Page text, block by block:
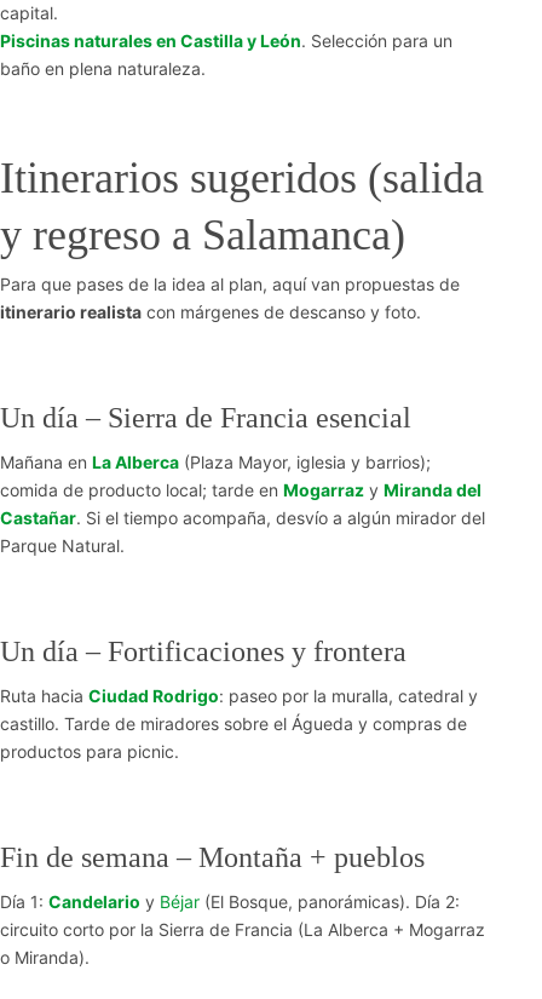
capital.
Piscinas naturales en Castilla y León. Selección para un
baño en plena naturaleza.
Itinerarios sugeridos (salida
y regreso a Salamanca)
Para que pases de la idea al plan, aquí van propuestas de
itinerario realista con márgenes de descanso y foto.
Un día – Sierra de Francia esencial
Mañana en La Alberca (Plaza Mayor, iglesia y barrios);
comida de producto local; tarde en Mogarraz y Miranda del
Castañar. Si el tiempo acompaña, desvío a algún mirador del
Parque Natural.
Un día – Fortificaciones y frontera
Ruta hacia Ciudad Rodrigo: paseo por la muralla, catedral y
castillo. Tarde de miradores sobre el Águeda y compras de
productos para picnic.
Fin de semana – Montaña + pueblos
Día 1: Candelario y Béjar (El Bosque, panorámicas). Día 2:
circuito corto por la Sierra de Francia (La Alberca + Mogarraz
o Miranda).